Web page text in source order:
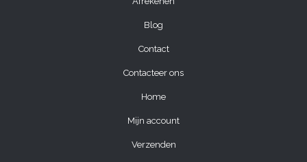
Blog
Contact
Contacteer ons
Home
Mijn account
Verzenden